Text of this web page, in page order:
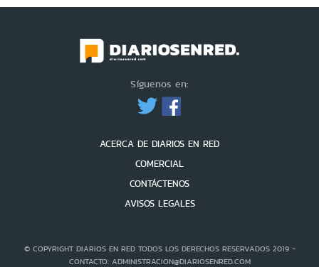
Síguenos en:
ACERCA DE DIARIOS EN RED
COMERCIAL
CONTÁCTENOS
AVISOS LEGALES
© COPYRIGHT DIARIOS EN RED TODOS LOS DERECHOS RESERVADOS 2019 -
CONTACTO: ADMINISTRACION@DIARIOSENRED.COM